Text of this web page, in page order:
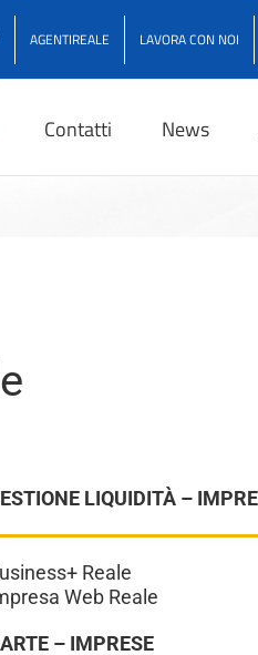
AGENTIREALE LAVORA CON NOI
Contatti News